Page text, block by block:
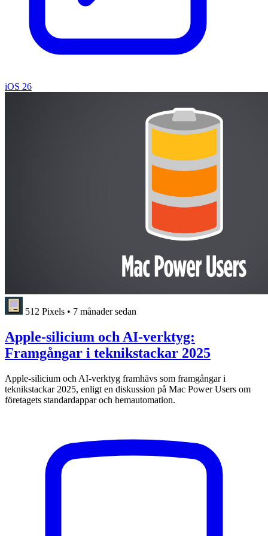
iOS 26
512 Pixels • 7 månader sedan
Apple-silicium och AI-verktyg:
Framgångar i teknikstackar 2025
Apple-silicium och AI-verktyg framhävs som framgångar i
teknikstackar 2025, enligt en diskussion på Mac Power Users om
företagets standardappar och hemautomation.